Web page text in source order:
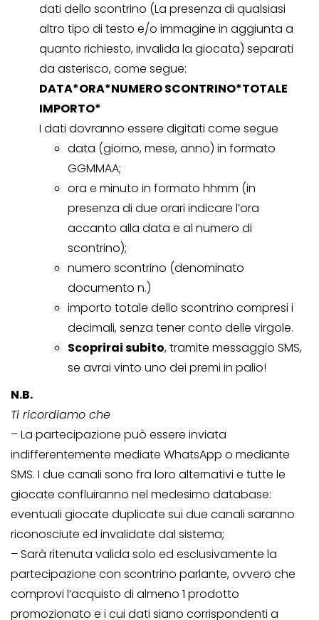
dati dello scontrino (La presenza di qualsiasi
altro tipo di testo e/o immagine in aggiunta a
quanto richiesto, invalida la giocata) separati
da asterisco, come segue:
DATA*ORA*NUMERO SCONTRINO*TOTALE
IMPORTO*
I dati dovranno essere digitati come segue
data (giorno, mese, anno) in formato
GGMMAA;
ora e minuto in formato hhmm (in
presenza di due orari indicare l’ora
accanto alla data e al numero di
scontrino);
numero scontrino (denominato
documento n.)
importo totale dello scontrino compresi i
decimali, senza tener conto delle virgole.
Scoprirai subito, tramite messaggio SMS,
se avrai vinto uno dei premi in palio!
N.B.
Ti ricordiamo che
– La partecipazione può essere inviata
indifferentemente mediate WhatsApp o mediante
SMS. I due canali sono fra loro alternativi e tutte le
giocate confluiranno nel medesimo database:
eventuali giocate duplicate sui due canali saranno
riconosciute ed invalidate dal sistema;
– Sarà ritenuta valida solo ed esclusivamente la
partecipazione con scontrino parlante, ovvero che
comprovi l’acquisto di almeno 1 prodotto
promozionato e i cui dati siano corrispondenti a